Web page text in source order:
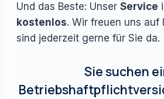
Und das Beste: Unser Service
kostenlos. Wir freuen uns auf
sind jederzeit gerne für Sie da.
Sie suchen